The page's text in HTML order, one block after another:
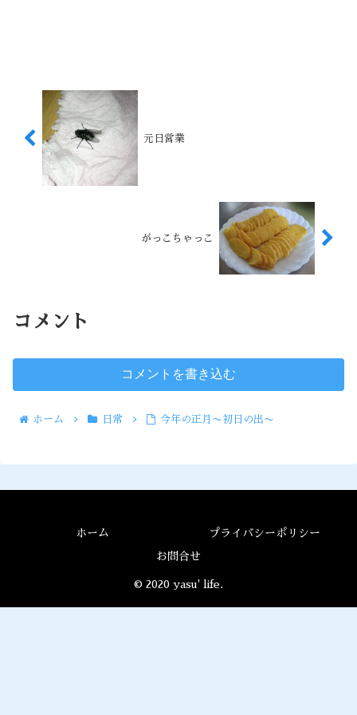
元日営業
がっこちゃっこ
コメント
コメントを書き込む
ホーム 日常 今年の正月〜初日の出〜
ホーム プライバシーポリシー
お問合せ
© 2020 yasu' life.